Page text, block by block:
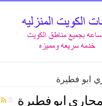
ابو فطيرة
ابو فطيرة